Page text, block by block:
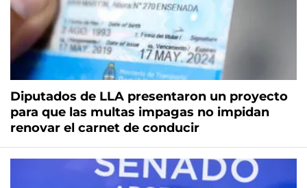
Diputados de LLA presentaron un proyecto
para que las multas impagas no impidan
renovar el carnet de conducir